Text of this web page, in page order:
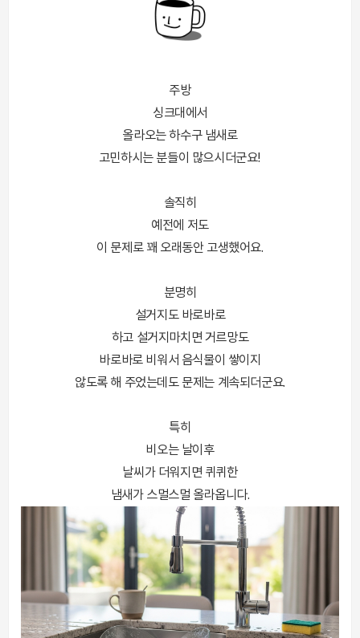
주방
싱크대에서
올라오는 하수구 냄새로
고민하시는 분들이 많으시더군요!
솔직히
예전에 저도
이 문제로 꽤 오래동안 고생했어요.
분명히
설거지도 바로바로
하고 설거지마치면 거르망도
바로바로 비워서 음식물이 쌓이지
않도록 해 주었는데도 문제는 계속되더군요.
특히
비오는 날이후
날씨가 더워지면 퀴퀴한
냄새가 스멀스멀 올라옵니다.